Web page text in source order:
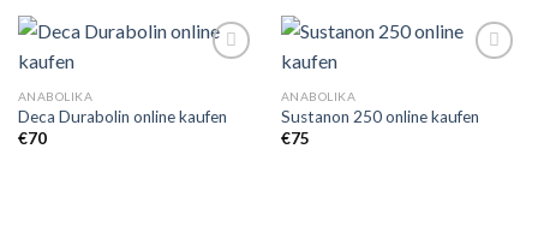
Add to
ANABOLIKA
Deca Durabolin online kaufen
€70
Add to
ANABOLIKA
Sustanon 250 online kaufen
€75